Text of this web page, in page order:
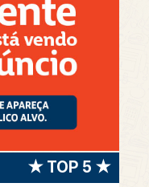
★ TOP 5 ★